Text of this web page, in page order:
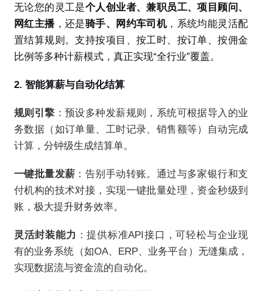
无论您的灵工是个人创业者、兼职员工、项目顾问、
网红主播，还是骑手、网约车司机，系统均能灵活配
置结算规则。支持按项目、按工时、按订单、按佣金
比例等多种计薪模式，真正实现“全行业”覆盖。
2. 智能算薪与自动化结算
规则引擎 ：预设多种发薪规则，系统可根据导入的业
务数据（如订单量、工时记录、销售额等）自动完成
计算，分钟级生成结算单。
一键批量发薪 ：告别手动转账。通过与多家银行和支
付机构的技术对接，实现一键批量处理，资金秒级到
账，极大提升财务效率。
灵活封装能力 ：提供标准API接口，可轻松与企业现
有的业务系统（如OA、ERP、业务平台）无缝集成，
实现数据流与资金流的自动化。